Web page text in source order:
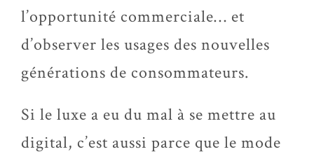
l’opportunité commerciale… et
d’observer les usages des nouvelles
générations de consommateurs.
Si le luxe a eu du mal à se mettre au
digital, c’est aussi parce que le mode